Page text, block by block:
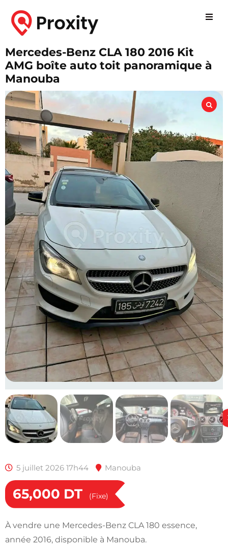
Mercedes-Benz CLA 180 2016 Kit
AMG boîte auto toit panoramique à
Manouba
5 juillet 2026 17h44 Manouba
65,000 DT (Fixe)
À vendre une Mercedes-Benz CLA 180 essence,
année 2016, disponible à Manouba.